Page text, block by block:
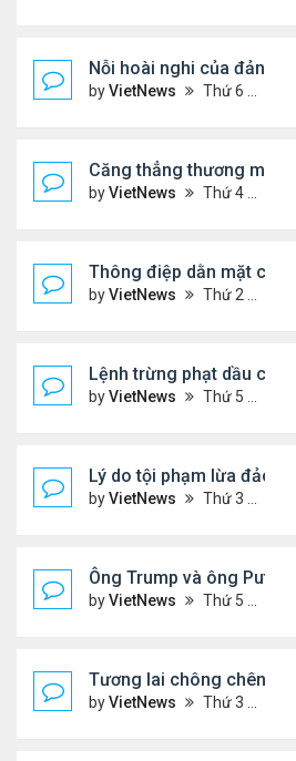
Nỗi hoài nghi của đảng
byVietNews Thứ 6 Tháng 11 07, 2025 4:39 pm
Căng thẳng thương mại
byVietNews Thứ 4 Tháng 10 29, 2025 5:40 pm
Thông điệp dằn mặt của
byVietNews Thứ 2 Tháng 10 27, 2025 5:06 pm
Lệnh trừng phạt dầu của
byVietNews Thứ 5 Tháng 10 23, 2025 5:12 pm
Lý do tội phạm lừa đảo ở
byVietNews Thứ 3 Tháng 10 21, 2025 4:40 pm
Ông Trump và ông Putin
byVietNews Thứ 5 Tháng 10 16, 2025 5:15 pm
Tương lai chông chênh
byVietNews Thứ 3 Tháng 10 14, 2025 2:41 pm